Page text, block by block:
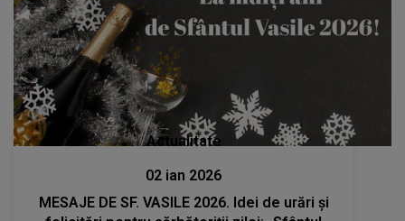
Actualitate
02 ian 2026
MESAJE DE SF. VASILE 2026. Idei de urări și